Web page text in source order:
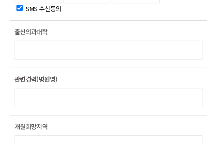
SMS 수신동의
출신의과대학
관련경력(병원명)
개원희망지역